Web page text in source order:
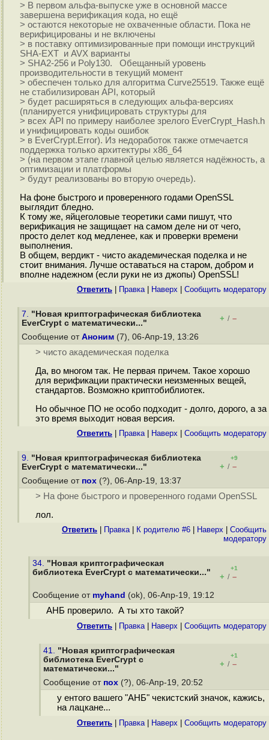
> В первом альфа-выпуске уже в основной массе
завершена верификация кода, но ещё
> остаются некоторые не охваченные области. Пока не
верифицированы и не включены
> в поставку оптимизированные при помощи инструкций
SHA-EXT и AVX варианты
> SHA2-256 и Poly130. Обещанный уровень
производительности в текущий момент
> обеспечен только для алгоритма Curve25519. Также ещё
не стабилизирован API, который
> будет расширяться в следующих альфа-версиях
(планируется унифицировать структуры для
> всех API по примеру наиболее зрелого EverCrypt_Hash.h
и унифицировать коды ошибок
> в EverCrypt.Error). Из недоработок также отмечается
поддержка только архитектуры x86_64
> (на первом этапе главной целью является надёжность, а
оптимизации и платформы
> будут реализованы во вторую очередь).
На фоне быстрого и проверенного годами OpenSSL
выглядит бледно.
К тому же, яйцеголовые теоретики сами пишут, что
верификация не защищает на самом деле ни от чего,
просто делет код медленее, как и проверки времени
выполнения.
В общем, вердикт - чисто академическая поделка и не
стоит внимания. Лучше оставаться на старом, добром и
вполне надежном (если руки не из джопы) OpenSSL!
Ответить Правка| Наверх Cообщить модератору
7. "Новая криптографическая библиотека
EverCrypt с математически..."
+ / –
Сообщение от Аноним (7), 06-Апр-19, 13:26
> чисто академическая поделка
Да, во многом так. Не первая причем. Такое хорошо
для верификации практически неизменных вещей,
стандартов. Возможно криптобиблиотек.
Но обычное ПО не особо подходит - долго, дорого, а за
это время выходит новая версия.
Ответить Правка| Наверх Cообщить модератору
9. "Новая криптографическая библиотека
EverCrypt с математически..."
+9
+ / –
Сообщение от пох (?), 06-Апр-19, 13:37
> На фоне быстрого и проверенного годами OpenSSL
лол.
Ответить Правка| К родителю #6 Наверх
Cообщить
модератору
34. "Новая криптографическая
библиотека EverCrypt с математически..."
+1
+ / –
Сообщение от myhand (ok), 06-Апр-19, 19:12
АНБ проверило. А ты хто такой?
Ответить Правка| Наверх Cообщить модератору
41. "Новая криптографическая
библиотека EverCrypt с
математически..."
+1
+ / –
Сообщение от пох (?), 06-Апр-19, 20:52
у ентого вашего "АНБ" чекистский значок, кажись,
на лацкане...
Ответить Правка| Наверх Cообщить модератору